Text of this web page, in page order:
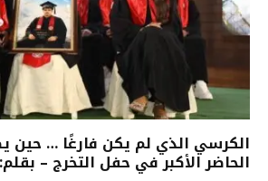
الكرسي الذي لم يكن فارغًا … حين
الحاضر الأكبر في حفل التخرج –